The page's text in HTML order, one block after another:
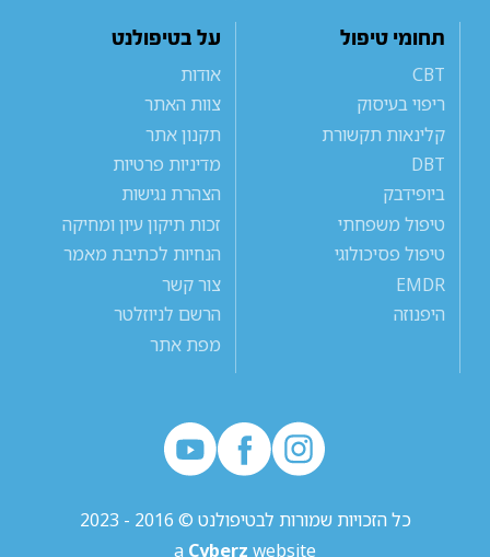
תחומי טיפול
CBT
ריפוי בעיסוק
קלינאות תקשורת
DBT
ביופידבק
טיפול משפחתי
טיפול פסיכולוגי
EMDR
היפנוזה
על בטיפולנט
אודות
צוות האתר
תקנון אתר
מדיניות פרטיות
הצהרת נגישות
זכות תיקון עיון ומחיקה
הנחיות לכתיבת מאמר
צור קשר
הרשם לניוזלטר
מפת אתר
כל הזכויות שמורות לבטיפולנט © 2016 - 2023
a Cyberz website